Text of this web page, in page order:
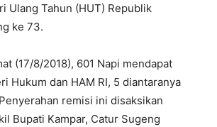
Ulang Tahun (HUT) Republik
ke 73.
(17/8/2018), 601 Napi mendapat
Hukum dan HAM RI, 5 diantaranya
remisi ini disaksikan
Bupati Kampar, Catur Sugeng